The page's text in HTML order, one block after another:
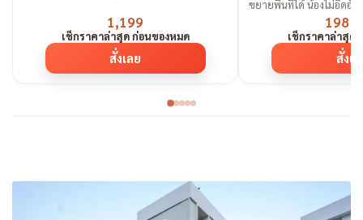
1,199
เช็กราคาล่าสุด ก่อนของหมด
สั่งเลย
ขยายพื้นที่ได้ น้องไม่อึดอัด
198
เช็กราคาล่าสุด
สั่งเ